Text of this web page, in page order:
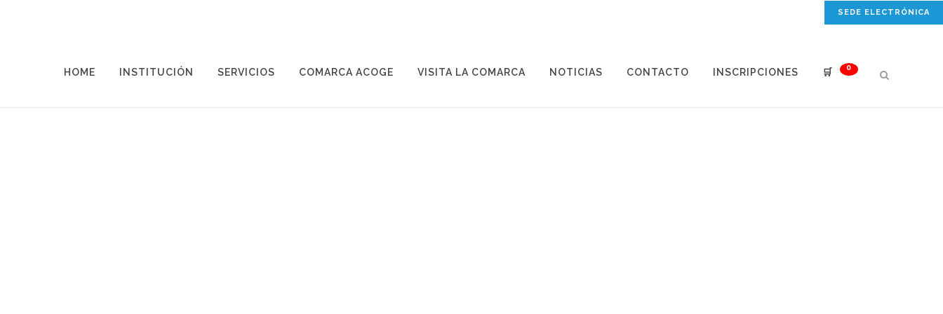
SEDE ELECTRÓNICA
HOME INSTITUCIÓN SERVICIOS COMARCA ACOGE VISITA LA COMARCA NOTICIAS CONTACTO INSCRIPCIONES 🛒 0